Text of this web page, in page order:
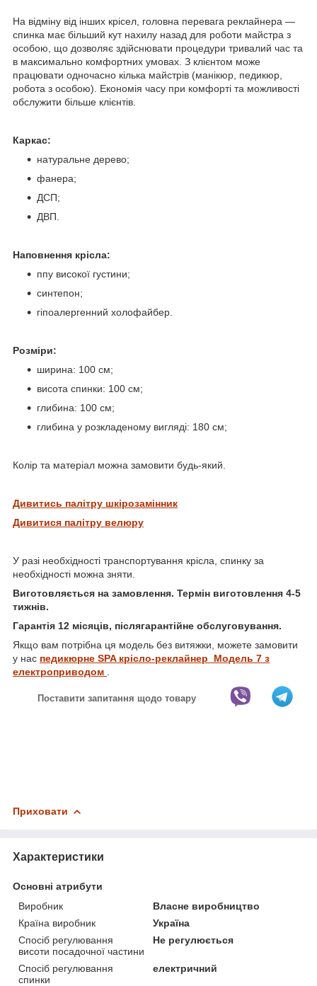
На відміну від інших крісел, головна перевага реклайнера —
спинка має більший кут нахилу назад для роботи майстра з
особою, що дозволяє здійснювати процедури тривалий час та
в максимально комфортних умовах. З клієнтом може
працювати одночасно кілька майстрів (манікюр, педикюр,
робота з особою). Економія часу при комфорті та можливості
обслужити більше клієнтів.
Каркас:
натуральне дерево;
фанера;
ДСП;
ДВП.
Наповнення крісла:
ппу високої густини;
синтепон;
гіпоалергенний холофайбер.
Розміри:
ширина: 100 см;
висота спинки: 100 см;
глибина: 100 см;
глибина у розкладеному вигляді: 180 см;
Колір та матеріал можна замовити будь-який.
Дивитись палітру шкірозамінник
Дивитися палітру велюру
У разі необхідності транспортування крісла, спинку за
необхідності можна зняти.
Виготовляється на замовлення. Термін виготовлення 4-5
тижнів.
Гарантія 12 місяців, післягарантійне обслуговування.
Якщо вам потрібна ця модель без витяжки, можете замовити
у нас педикюрне SPA крісло-реклайнер Модель 7 з
електроприводом
Поставити запитання щодо товару
Приховати
Характеристики
Основні атрибути
Виробник
Власне виробництво
Країна виробник
Україна
Спосіб регулювання
висоти посадочної частини
Не регулюється
Спосіб регулювання
спинки
електричний